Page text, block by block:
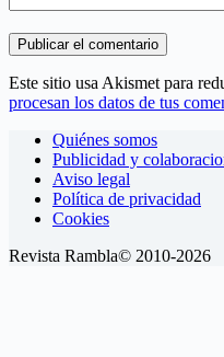
Publicar el comentario
Este sitio usa Akismet para
procesan los datos de tus
Quiénes somos
Publicidad y
Aviso legal
Política de privacidad
Cookies
Revista Rambla© 2010-2026